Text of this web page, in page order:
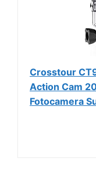
Crosstour
Action Cam
Fotocamera